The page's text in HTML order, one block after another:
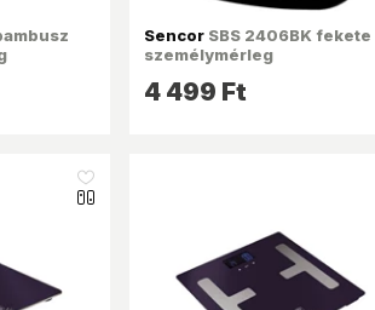
Sencor SBS 2406BK fekete
személymérleg
4 499 Ft
like_16